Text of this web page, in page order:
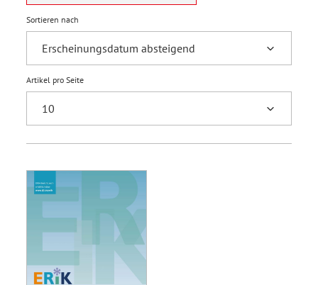
Sortieren nach
Artikel pro Seite